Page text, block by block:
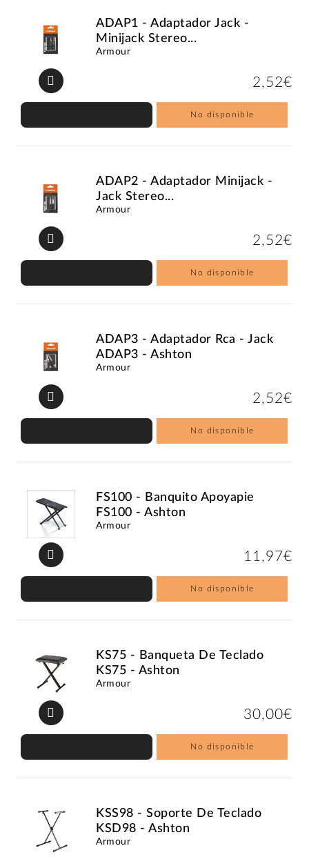
ADAP1 - Adaptador Jack -
Minijack Stereo...
Armour
2,52€
No disponible
ADAP2 - Adaptador Minijack -
Jack Stereo...
Armour
2,52€
No disponible
ADAP3 - Adaptador Rca - Jack
ADAP3 - Ashton
Armour
2,52€
No disponible
FS100 - Banquito Apoyapie
FS100 - Ashton
Armour
11,97€
No disponible
KS75 - Banqueta De Teclado
KS75 - Ashton
Armour
30,00€
No disponible
KSS98 - Soporte De Teclado
KSD98 - Ashton
Armour